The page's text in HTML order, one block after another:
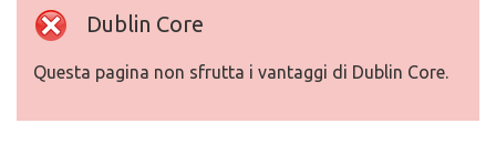
Dublin Core
Questa pagina non sfrutta i vantaggi di Dublin Core.